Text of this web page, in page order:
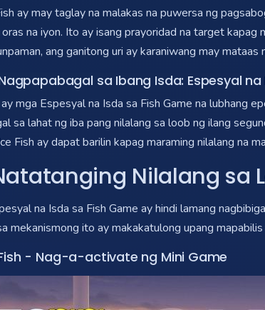
ay may taglay na malakas na puwersa ng
na iyon. Ito ay isang prayoridad na target
ang ganitong uri ay karaniwang may
sa Ibang Isda: Espesyal
mga Espesyal na Isda sa Fish Game na lubhang
sa lahat ng iba pang nilalang sa loob ng ilang
Fish ay dapat barilin kapag maraming nilalang na
Nilalang sa
na Isda sa Fish Game ay hindi lamang
mekanismong ito ay makakatulong upang
- Nag-a-activate ng Mini Game